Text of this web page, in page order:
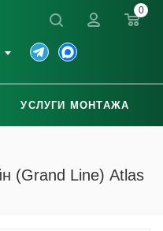
0
УСЛУГИ МОНТАЖА
(Grand Line) Atlas